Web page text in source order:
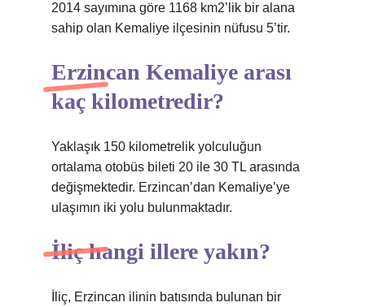
2014 sayımına göre 1168 km2’lik bir alana
sahip olan Kemaliye ilçesinin nüfusu 5’tir.
Erzincan Kemaliye arası
kaç kilometredir?
Yaklaşık 150 kilometrelik yolculuğun
ortalama otobüs bileti 20 ile 30 TL arasında
değişmektedir. Erzincan’dan Kemaliye’ye
ulaşımın iki yolu bulunmaktadır.
İliç hangi illere yakın?
İliç, Erzincan ilinin batısında bulunan bir